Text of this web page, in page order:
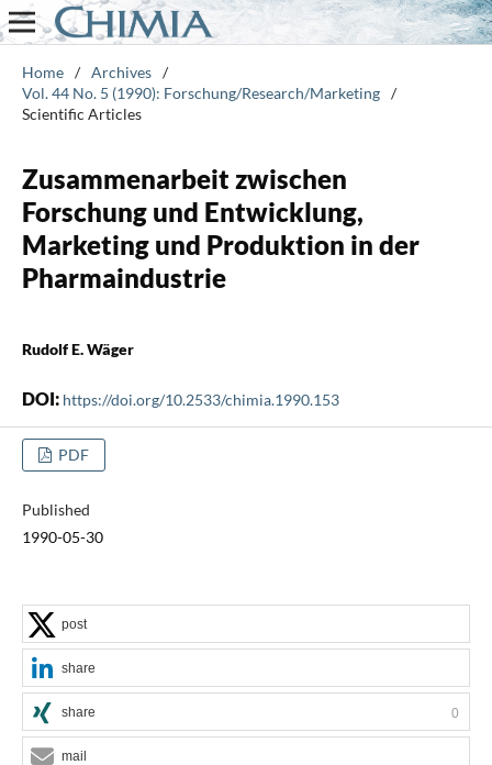
Home / Archives /
Vol. 44 No. 5 (1990): Forschung/Research/Marketing /
Scientific Articles
Zusammenarbeit zwischen
Forschung und Entwicklung,
Marketing und Produktion in der
Pharmaindustrie
Rudolf E. Wäger
DOI: https://doi.org/10.2533/chimia.1990.153
PDF
Published
1990-05-30
post
share
share 0
mail